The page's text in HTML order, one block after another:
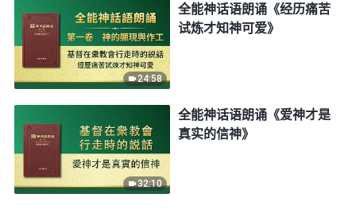
24:58
全能神话语朗诵《经历痛苦
试炼才知神可爱》
32:10
全能神话语朗诵《爱神才是
真实的信神》